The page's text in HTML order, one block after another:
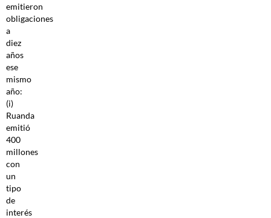
emitieron
obligaciones
a
diez
años
ese
mismo
año:
(i)
Ruanda
emitió
400
millones
con
un
tipo
de
interés